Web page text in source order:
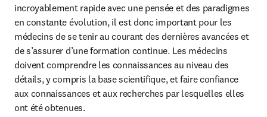
incroyablement rapide avec une pensée et des paradigmes
en constante évolution, il est donc important pour les
médecins de se tenir au courant des dernières avancées et
de s’assurer d’une formation continue. Les médecins
doivent comprendre les connaissances au niveau des
détails, y compris la base scientifique, et faire confiance
aux connaissances et aux recherches par lesquelles elles
ont été obtenues.